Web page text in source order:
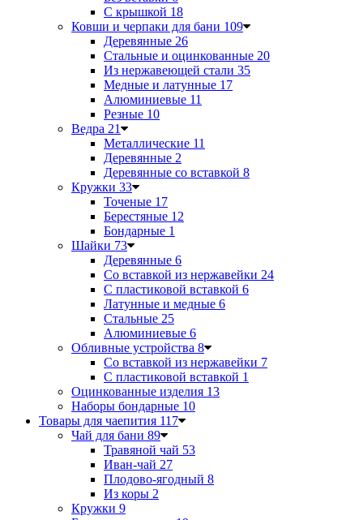
С крышкой 18
Ковши и черпаки для бани 109
Деревянные 26
Стальные и оцинкованные 20
Из нержавеющей стали 35
Медные и латунные 17
Алюминиевые 11
Резные 10
Ведра 21
Металлические 11
Деревянные 2
Деревянные со вставкой 8
Кружки 33
Точеные 17
Берестяные 12
Бондарные 1
Шайки 73
Деревянные 6
Со вставкой из нержавейки 24
С пластиковой вставкой 6
Латунные и медные 6
Стальные 25
Алюминиевые 6
Обливные устройства 8
Со вставкой из нержавейки 7
С пластиковой вставкой 1
Оцинкованные изделия 13
Наборы бондарные 10
Товары для чаепития 117
Чай для бани 89
Травяной чай 53
Иван-чай 27
Плодово-ягодный 8
Из коры 2
Кружки 9